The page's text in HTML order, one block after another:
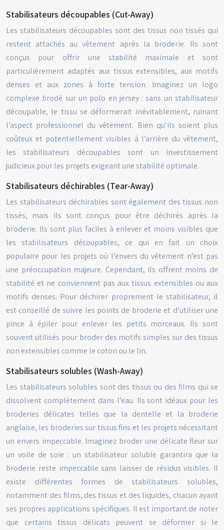
Stabilisateurs découpables (Cut-Away)
Les stabilisateurs découpables sont des tissus non tissés qui
restent attachés au vêtement après la broderie. Ils sont
conçus pour offrir une stabilité maximale et sont
particulièrement adaptés aux tissus extensibles, aux motifs
denses et aux zones à forte tension. Imaginez un logo
complexe brodé sur un polo en jersey : sans un stabilisateur
découpable, le tissu se déformerait inévitablement, ruinant
l’aspect professionnel du vêtement. Bien qu’ils soient plus
coûteux et potentiellement visibles à l’arrière du vêtement,
les stabilisateurs découpables sont un investissement
judicieux pour les projets exigeant une stabilité optimale.
Stabilisateurs déchirables (Tear-Away)
Les stabilisateurs déchirables sont également des tissus non
tissés, mais ils sont conçus pour être déchirés après la
broderie. Ils sont plus faciles à enlever et moins visibles que
les stabilisateurs découpables, ce qui en fait un choix
populaire pour les projets où l’envers du vêtement n’est pas
une préoccupation majeure. Cependant, ils offrent moins de
stabilité et ne conviennent pas aux tissus extensibles ou aux
motifs denses. Pour déchirer proprement le stabilisateur, il
est conseillé de suivre les points de broderie et d’utiliser une
pince à épiler pour enlever les petits morceaux. Ils sont
souvent utilisés pour broder des motifs simples sur des tissus
non extensibles comme le coton ou le lin.
Stabilisateurs solubles (Wash-Away)
Les stabilisateurs solubles sont des tissus ou des films qui se
dissolvent complètement dans l’eau. Ils sont idéaux pour les
broderies délicates telles que la dentelle et la broderie
anglaise, les broderies sur tissus fins et les projets nécessitant
un envers impeccable. Imaginez broder une délicate fleur sur
un voile de soie : un stabilisateur soluble garantira que la
broderie reste impeccable sans laisser de résidus visibles. Il
existe différentes formes de stabilisateurs solubles,
notamment des films, des tissus et des liquides, chacun ayant
ses propres applications spécifiques. Il est important de noter
que certains tissus délicats peuvent se déformer si le